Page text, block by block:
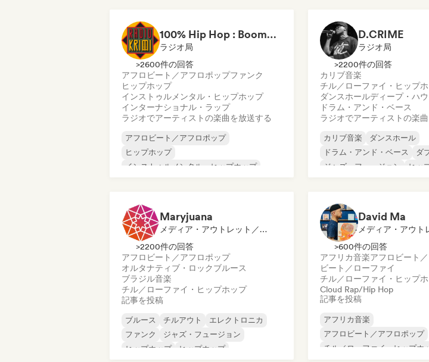
インターナショナル・ラップ
フレンチ・ラップ
100% Hip Hop : BoomBap, Trap, Afrobeats !
ラジオ局
>2600件の回答
アフロビート／アフロポップファンク
ヒップホップ
インストゥルメンタル・ヒップホップ
インターナショナル・ラップ
ラジオでアーティストの楽曲を放送する
アフロビート／アフロポップ
ヒップホップ
インストゥルメンタル・ヒップホップ
インターナショナル・ラップ
D.CRIME
ラジオ局
>2200件の回答
カリブ音楽
チル／ローファイ・ヒップ
ダンスホールディープ・ハウ
ドラム・アンド・ベース
ラジオでアーティストの楽
カリブ音楽
ダンスホール
ドラム・アンド・ベース
ダ
ジャズ・フュージョン
ヒッ
Maryjuana
メディア・アウトレット／ジャーナリスト
>2200件の回答
アフロビート／アフロポップ
オルタナティブ・ロックブルース
ブラジル音楽
チル／ローファイ・ヒップホップ
記事を投稿
ブルース チルアウト
エレクトロニカ
ファンク
ジャズ・フュージョン
ヒップホップ
ヒップホップ
David Ma
>600件の回答
アフリカ音楽アフロビート
ビート／ローファイ
チル／ローファイ・ヒップ
Cloud Rap/Hip Hop
記事を投稿
アフリカ音楽
アフロビート／アフロポップ
チル／ローファイ・ヒップホ